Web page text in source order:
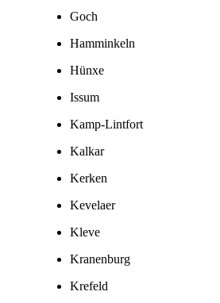
Goch
Hamminkeln
Hünxe
Issum
Kamp-Lintfort
Kalkar
Kerken
Kevelaer
Kleve
Kranenburg
Krefeld